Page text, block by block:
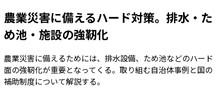
農業災害に備えるハード対策。排水・た
め池・施設の強靭化
農業災害に備えるためには、排水設備、ため池などのハード
面の強靭化が重要となってくる。取り組む自治体事例と国の
補助制度について解説する。